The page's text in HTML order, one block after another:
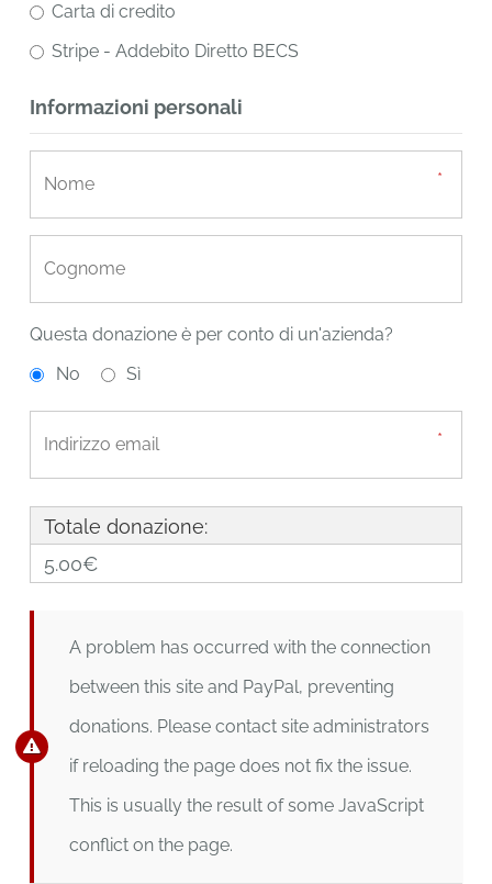
Carta di credito
Stripe - Addebito Diretto BECS
Informazioni personali
Questa donazione è per conto di un'azienda?
No
Sì
Totale donazione:
5.00€
A problem has occurred with the connection
between this site and PayPal, preventing
donations. Please contact site administrators
if reloading the page does not fix the issue.
This is usually the result of some JavaScript
conflict on the page.